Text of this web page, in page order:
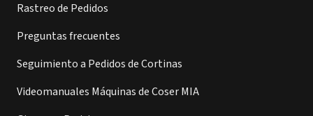
Rastreo de Pedidos
Preguntas frecuentes
Seguimiento a Pedidos de Cortinas
Videomanuales Máquinas de Coser MIA